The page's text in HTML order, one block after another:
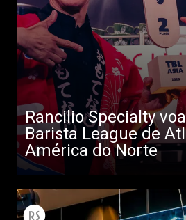
Rancilio Specialty
Barista League de
América do Norte